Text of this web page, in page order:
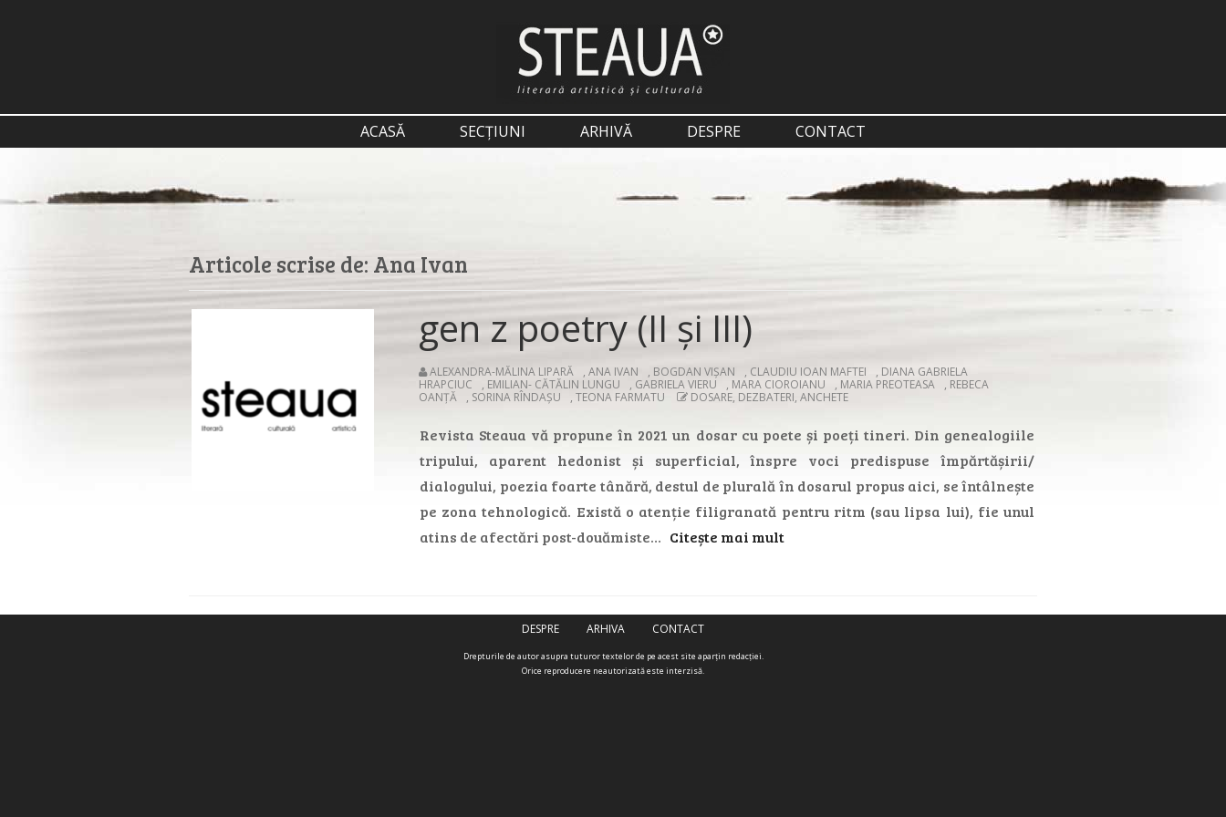
ACASĂ SECȚIUNI ARHIVĂ DESPRE CONTACT
Articole scrise de: Ana Ivan
gen z poetry (II și III)
ALEXANDRA-MĂLINA LIPARĂ , ANA IVAN , BOGDAN VIȘAN , CLAUDIU IOAN MAFTEI , DIANA GABRIELA
HRAPCIUC
, EMILIAN- CĂTĂLIN LUNGU , GABRIELA VIERU , MARA CIOROIANU , MARIA PREOTEASA , REBECA
OANŢĂ
, SORINA RÎNDAȘU , TEONA FARMATU DOSARE, DEZBATERI, ANCHETE
Revista Steaua vă propune în 2021 un dosar cu poete și poeți tineri. Din genealogiile
tripului, aparent hedonist și superficial, înspre voci predispuse împărtășirii/
dialogului, poezia foarte tânără, destul de plurală în dosarul propus aici, se întâlnește
pe zona tehnologică. Există o atenție filigranată pentru ritm (sau lipsa lui), fie unul
atins de afectări post-douămiste… Citește mai mult
DESPRE ARHIVA CONTACT
Drepturile de autor asupra tuturor textelor de pe acest site aparţin redacţiei.
Orice reproducere neautorizată este interzisă.